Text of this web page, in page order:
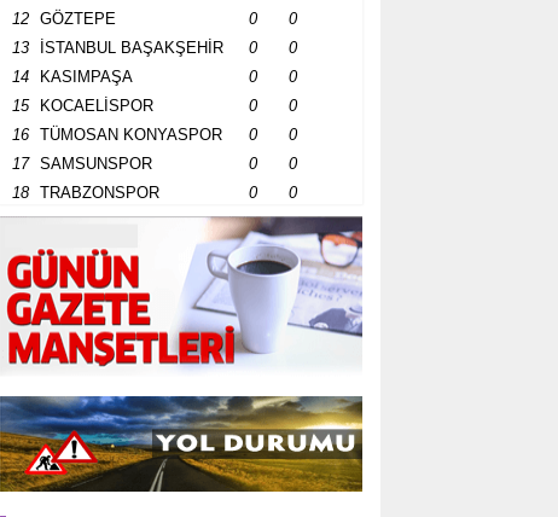
12
GÖZTEPE 0
0
13
İSTANBUL BAŞAKŞEHİR 0
0
14
KASIMPAŞA 0
0
15
KOCAELİSPOR 0
0
16
TÜMOSAN KONYASPOR 0
0
17
SAMSUNSPOR 0
0
18
TRABZONSPOR 0 0